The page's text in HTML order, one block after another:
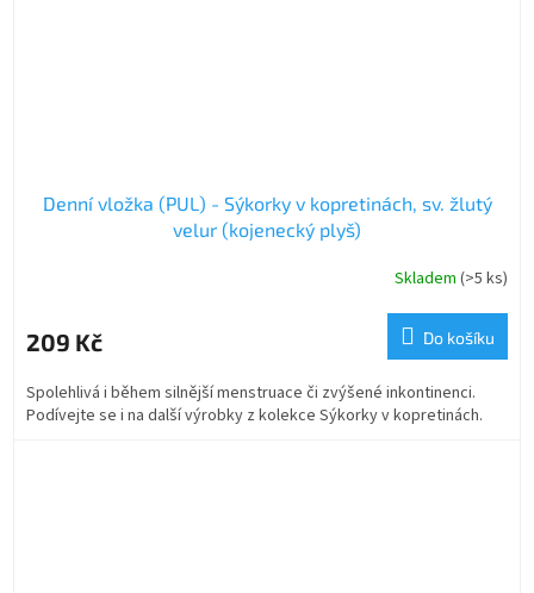
Denní vložka (PUL) - Sýkorky v kopretinách, sv. žlutý
velur (kojenecký plyš)
Skladem (>5 ks)
209 Kč Do košíku
Spolehlivá i během silnější menstruace či zvýšené inkontinenci.
Podívejte se i na další výrobky z kolekce Sýkorky v kopretinách.